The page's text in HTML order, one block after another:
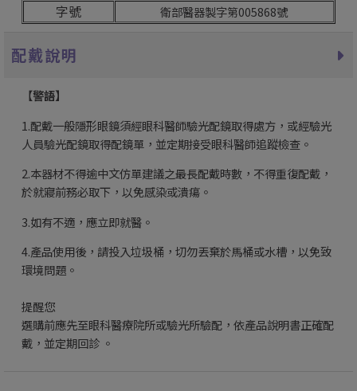
字號
衛部醫器製字第005868號
配戴說明
【警語】
1.配戴一般隱形眼鏡須經眼科醫師驗光配鏡取得處方，或經驗光
人員驗光配鏡取得配鏡單，並定期接受眼科醫師追蹤檢查。
2.本器材不得逾中文仿單建議之最長配戴時數，不得重復配戴，
於就寢前務必取下，以免感染或潰瘍。
3.如有不適，應立即就醫。
4.產品使用後，請投入垃圾桶，切勿丟棄於馬桶或水槽，以免致
環境問題。
提醒您
選購前應先至眼科醫療院所或驗光所驗配，依產品說明書正確配
戴，並定期回診 。